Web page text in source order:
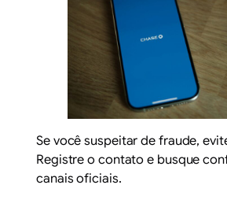
Se você suspeitar de fraude,
Registre o contato e busque
canais oficiais.